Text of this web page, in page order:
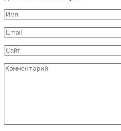
Имя
*
Email
*
Сайт
Комментарий